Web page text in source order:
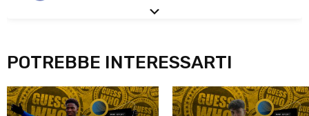
POTREBBE INTERESSARTI